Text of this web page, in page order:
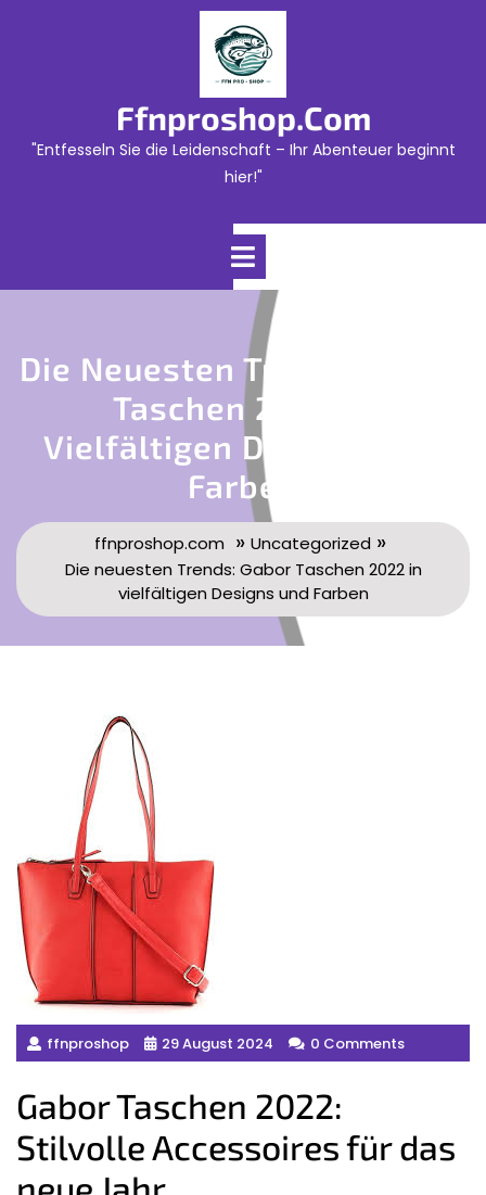
Ffnproshop.com
"Entfesseln Sie die Leidenschaft – Ihr Abenteuer beginnt
hier!"
Open
Die Neuesten Trends: Gabor
Taschen 2022 In
Vielfältigen Designs Und
Farben
ffnproshop.com » Uncategorized »
Die neuesten Trends: Gabor Taschen 2022 in
vielfältigen Designs und Farben
ffnproshop 29 August 2024 0 Comments
Gabor Taschen 2022:
Stilvolle Accessoires für das